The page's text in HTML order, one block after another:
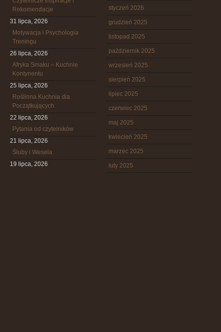
Rekomendacje
31 lipca, 2026
Motywacja i Psychologia
Treningu
26 lipca, 2026
Afryka Smaku – Kuchnie
Kontynentu
25 lipca, 2026
Roślinna Kuchnia dla
Początkujących
22 lipca, 2026
Pytania od czytelników
21 lipca, 2026
Śluby i Wesela
19 lipca, 2026
styczeń 2026
grudzień 2025
listopad 2025
październik 2025
wrzesień 2025
sierpień 2025
lipiec 2025
czerwiec 2025
maj 2025
kwiecień 2025
marzec 2025
luty 2025